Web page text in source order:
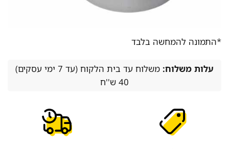
*התמונה להמחשה בלבד
עלות משלוח:
משלוח עד בית הלקוח (עד 7 ימי עסקים)
40 ש''ח